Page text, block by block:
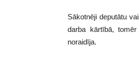
Sākotnēji deputātu
darba kārtībā,
noraidīja.